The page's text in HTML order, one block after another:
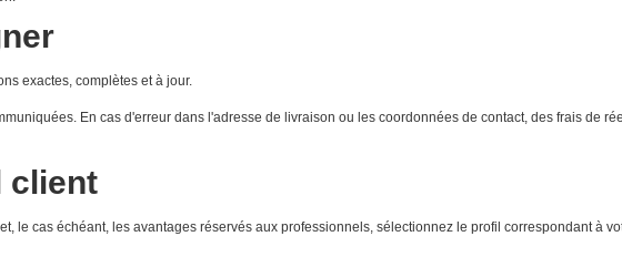
exactes, complètes et à jour.
En cas d'erreur dans l'adresse de livraison ou les coordonnées de contact, des frais de
client
le cas échéant, les avantages réservés aux professionnels, sélectionnez le profil correspondant à